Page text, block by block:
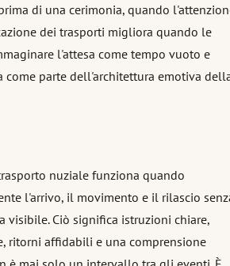
di una cerimonia, quando
dei trasporti migliora quando le
l'attesa come tempo vuoto e
come parte dell'architettura emotiva
nuziale funziona quando
l'arrivo, il movimento e il rilascio
visibile. Ciò significa istruzioni chiare,
ritorni affidabili e una comprensione